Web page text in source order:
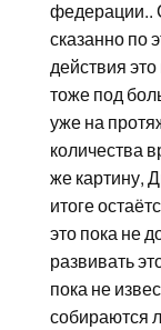
федерации..
сказанно по
действия
тоже под
уже на
количества
же картину,
итоге
это пока не
развивать
пока не
собираются